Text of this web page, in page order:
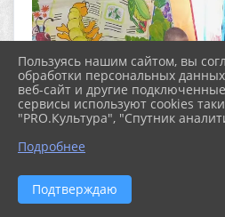
Пользуясь нашим сайтом, вы
обработки персональных
веб-сайт и другие
сервисы используют cookies
"PRO.Культура", "Спутник
Подробнее
Подтверждаю